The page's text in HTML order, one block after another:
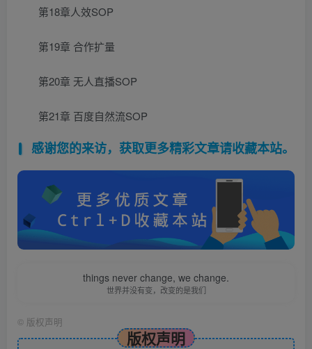
第18章人效SOP
第19章 合作扩量
第20章 无人直播SOP
第21章 百度自然流SOP
感谢您的来访，获取更多精彩文章请收藏本站。
things never change, we change.
世界并没有变，改变的是我们
© 版权声明
版权声明